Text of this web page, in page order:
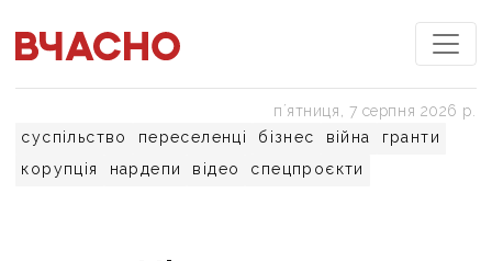
суспільство переселенці бізнес війна
гранти
корупція
нардепи відео спецпроєкти
пʼятниця, 7 серпня 2026 р.